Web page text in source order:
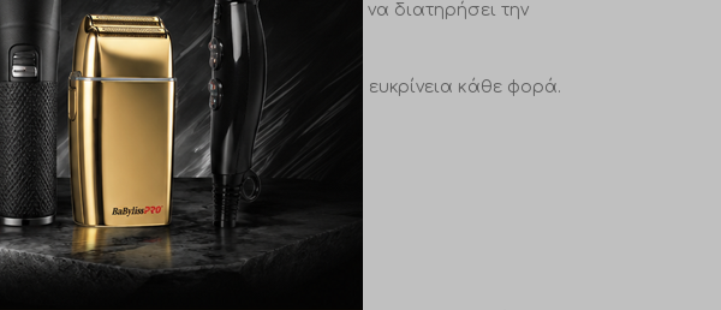
συστατικά που βοηθούν την τρίχα να διατηρήσει την
να πετύχει ανεπανάληπτη χρωματική ευκρίνεια κάθε φορά.